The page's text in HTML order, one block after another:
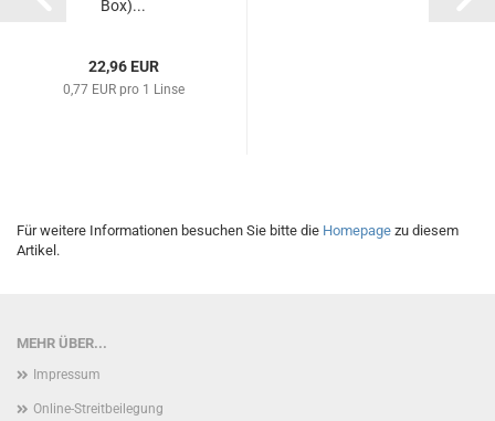
Box)...
22,96 EUR
0,77 EUR pro 1 Linse
Für weitere Informationen besuchen Sie bitte die Homepage zu diesem
Artikel.
MEHR ÜBER...
Impressum
Online-Streitbeilegung